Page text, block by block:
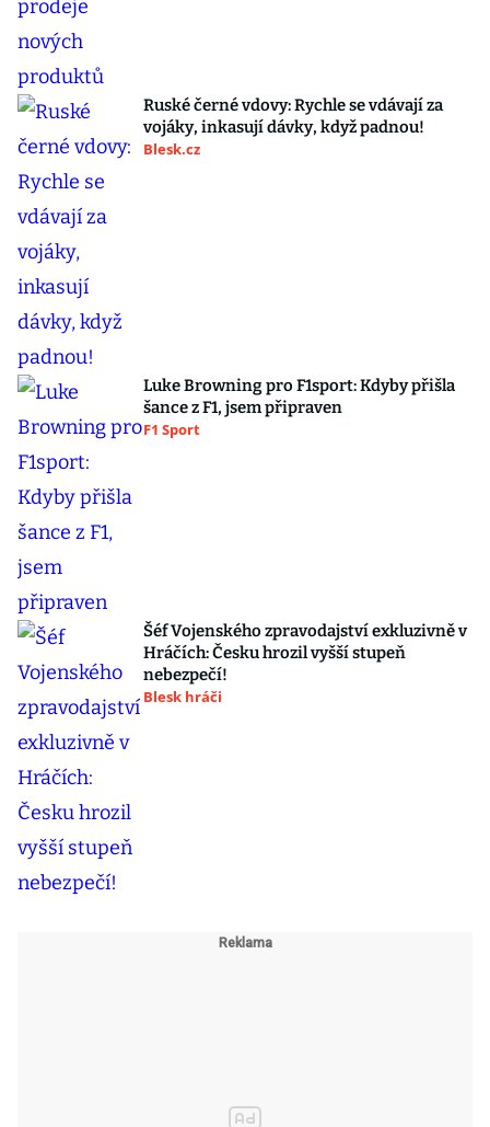
Ruské černé vdovy: Rychle se vdávají za
vojáky, inkasují dávky, když padnou!
Blesk.cz
Luke Browning pro F1sport: Kdyby přišla
šance z F1, jsem připraven
F1 Sport
Šéf Vojenského zpravodajství exkluzivně v
Hráčích: Česku hrozil vyšší stupeň
nebezpečí!
Blesk hráči